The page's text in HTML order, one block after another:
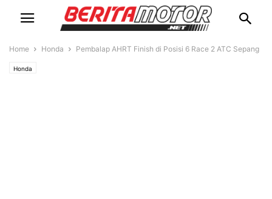
Home Honda Pembalap AHRT Finish di Posisi 6 Race 2 ATC Sepang
Honda